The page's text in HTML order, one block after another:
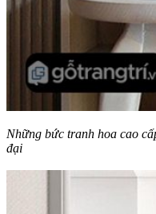
Những bức tranh hoa cao
đại